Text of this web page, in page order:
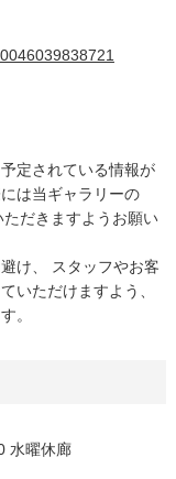
定されている情報が
は当ギャラリーの
だきますようお願い
け、 スタッフやお客
いただけますよう、
。
水曜休廊